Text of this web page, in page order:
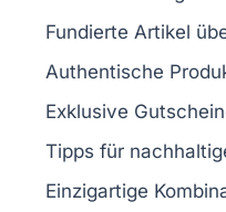
Fundierte Artikel
Authentische
Exklusive
Tipps für
Einzigartige